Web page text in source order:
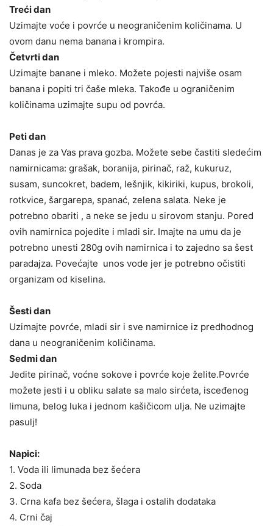
Treći dan
Uzimajte voće i povrće u neograničenim količinama. U
ovom danu nema banana i krompira.
Četvrti dan
Uzimajte banane i mleko. Možete pojesti najviše osam
banana i popiti tri čaše mleka. Takođe u ograničenim
količinama uzimajte supu od povrća.
Peti dan
Danas je za Vas prava gozba. Možete sebe častiti sledećim
namirnicama: grašak, boranija, pirinač, raž, kukuruz,
susam, suncokret, badem, lešnjik, kikiriki, kupus, brokoli,
rotkvice, šargarepa, spanać, zelena salata. Neke je
potrebno obariti , a neke se jedu u sirovom stanju. Pored
ovih namirnica pojedite i mladi sir. Imajte na umu da je
potrebno unesti 280g ovih namirnica i to zajedno sa šest
paradajza. Povećajte unos vode jer je potrebno očistiti
organizam od kiselina.
Šesti dan
Uzimajte povrće, mladi sir i sve namirnice iz predhodnog
dana u neograničenim količinama.
Sedmi dan
Jedite pirinač, voćne sokove i povrće koje želite.Povrće
možete jesti i u obliku salate sa malo sirćeta, isceđenog
limuna, belog luka i jednom kašičicom ulja. Ne uzimajte
pasulj!
Napici:
1. Voda ili limunada bez šećera
2. Soda
3. Crna kafa bez šećera, šlaga i ostalih dodataka
4. Crni čaj